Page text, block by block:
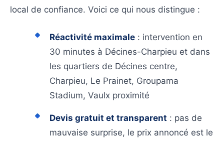
pose est réalisée avec
parfait et durable dans
votre habitation à
Décines-Charpieu.
local de confiance. Voici ce qui nous distingue :
Réactivité maximale : intervention en
30 minutes à Décines-Charpieu et dans
les quartiers de Décines centre,
Charpieu, Le Prainet, Groupama
Stadium, Vaulx proximité
Devis gratuit et transparent : pas de
mauvaise surprise, le prix annoncé est le